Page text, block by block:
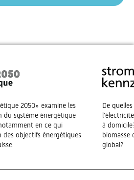
2050» examine les
du système énergétique
en ce qui
des objectifs énergétiques
De
à
biomasse
global?